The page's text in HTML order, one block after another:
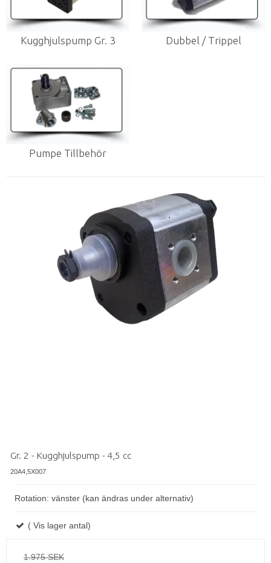
Kugghjulspump Gr. 3 Dubbel / Trippel
Pumpe Tillbehör
Gr. 2 - Kugghjulspump - 4,5 cc
20A4,5X007
Rotation: vänster (kan ändras under alternativ)
( Vis lager antal)
1.975 SEK